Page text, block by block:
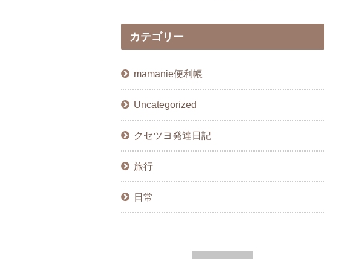
カテゴリー
mamanie便利帳
Uncategorized
クセツヨ発達日記
旅行
日常